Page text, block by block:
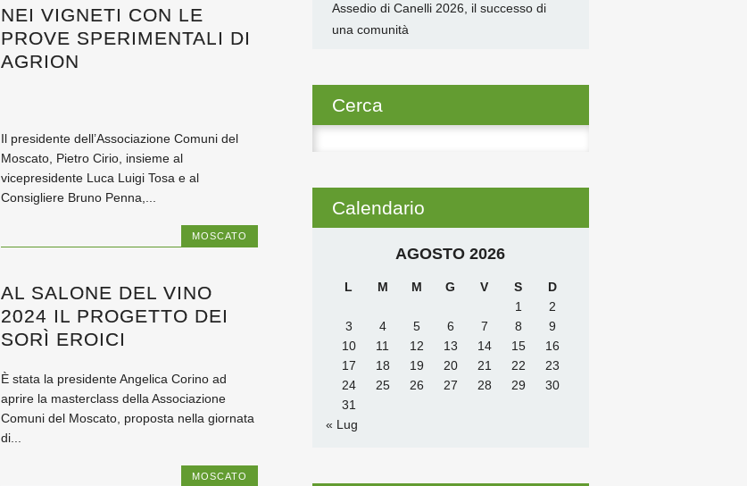
NEI VIGNETI CON LE
PROVE SPERIMENTALI DI
AGRION
Il presidente dell’Associazione Comuni del
Moscato, Pietro Cirio, insieme al
vicepresidente Luca Luigi Tosa e al
Consigliere Bruno Penna,...
MOSCATO
AL SALONE DEL VINO
2024 IL PROGETTO DEI
SORÌ EROICI
È stata la presidente Angelica Corino ad
aprire la masterclass della Associazione
Comuni del Moscato, proposta nella giornata
di...
MOSCATO
Assedio di Canelli 2026, il successo di
una comunità
Cerca
per:
Calendario
AGOSTO 2026
L M M G V S
D
1
2
3
4 5 6 7 8
9
10
11 12 13 14 15
16
17
18 19 20 21 22
23
24
25 26 27 28 29
30
31
« Lug